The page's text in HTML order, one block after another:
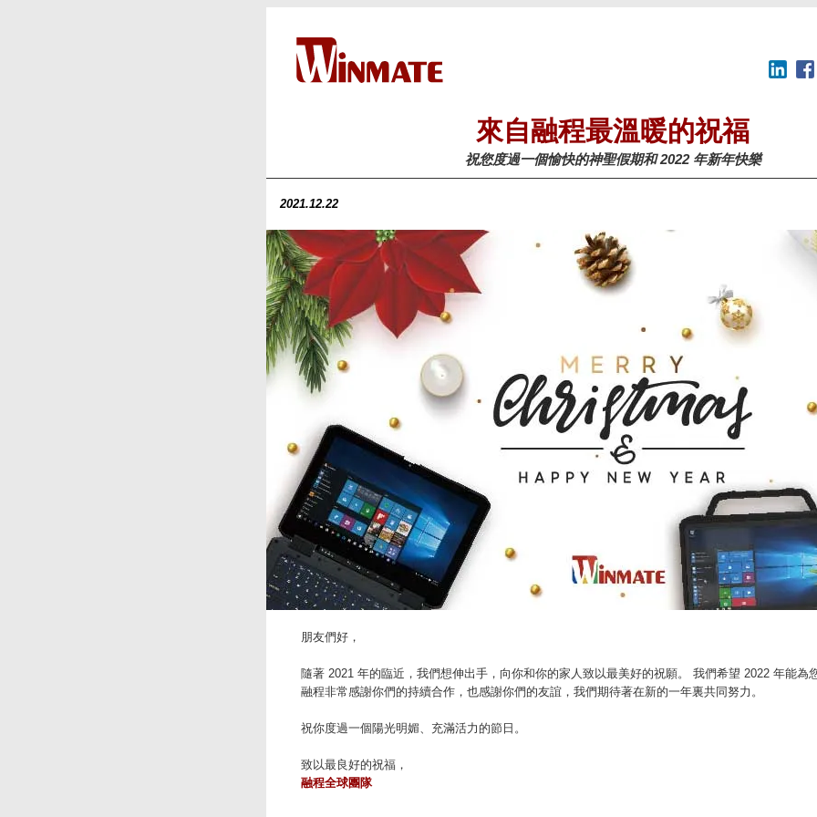
來自融程最溫暖的祝福
祝您度過一個愉快的神聖假期和 2022 年新年快樂
2021.12.22
朋友們好，
隨著 2021 年的臨近，我們想伸出手，向你和你的家人致以最美好的祝願。 我們希望 2022 年能為
融程非常感謝你們的持續合作，也感謝你們的友誼，我們期待著在新的一年裏共同努力。
祝你度過一個陽光明媚、充滿活力的節日。
致以最良好的祝福，
融程全球團隊